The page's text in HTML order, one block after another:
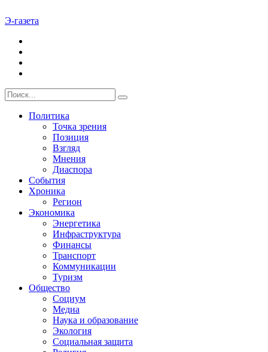
Э-газета
Политика
Точка зрения
Позиция
Взгляд
Мнения
Диаспора
События
Хроника
Регион
Экономика
Энергетика
Инфраструктура
Финансы
Транспорт
Коммуникации
Туризм
Общество
Социум
Медиа
Наука и образование
Экология
Социальная защита